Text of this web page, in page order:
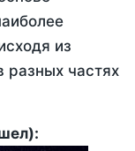
из
разных частях